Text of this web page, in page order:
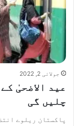
جولائی 2, 2022
چلیں گی
پاکستان ریلوے